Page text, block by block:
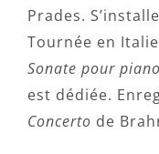
Prades.
Tournée en
Sonate pour piano
est dédiée.
Concerto de